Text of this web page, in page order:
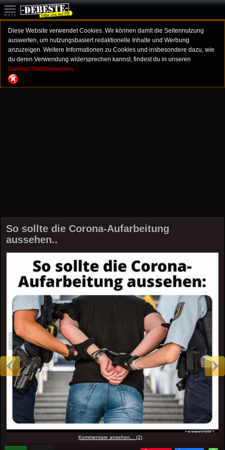
Diese Website verwendet Cookies. Wir können damit die Seitennutzung
auswerten, um nutzungsbasiert redaktionelle Inhalte und Werbung
anzuzeigen. Weitere Informationen zu Cookies und insbesondere dazu, wie
du deren Verwendung widersprechen kannst, findest du in unseren
Datenschutzhinweisen.
So sollte die Corona-Aufarbeitung
aussehen..
Kommentare ansehen... (2)